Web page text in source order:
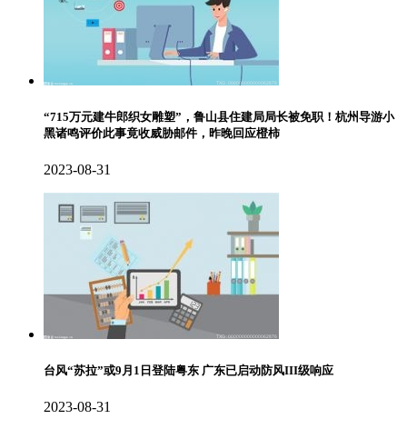
“715万元建牛郎织女雕塑”，鲁山县住建局局长被免职！杭州导游小
黑诸鸣评价此事竟收威胁邮件，昨晚回应橙柿
2023-08-31
台风“苏拉”或9月1日登陆粤东 广东已启动防风III级响应
2023-08-31